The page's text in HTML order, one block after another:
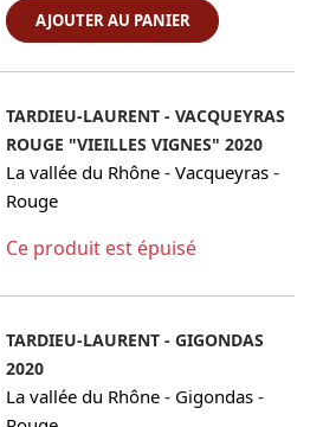
AJOUTER AU PANIER
TARDIEU-LAURENT - VACQUEYRAS
ROUGE "VIEILLES VIGNES" 2020
La vallée du Rhône - Vacqueyras -
Rouge
Ce produit est épuisé
TARDIEU-LAURENT - GIGONDAS
2020
La vallée du Rhône - Gigondas -